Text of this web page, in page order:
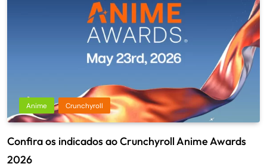
Anime Crunchyroll
Confira os indicados ao Crunchyroll Anime Awards
2026